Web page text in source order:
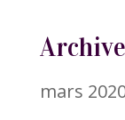
mars